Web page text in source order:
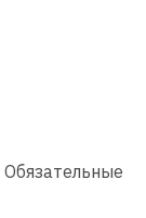
Обязательные